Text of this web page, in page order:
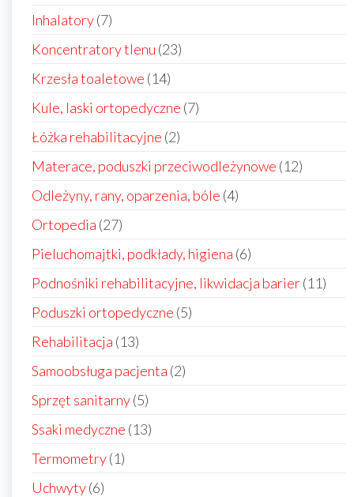
Inhalatory 77
produktów
Koncentratory tlenu 2323
Krzesła toaletowe 1414
produktów
Kule, laski ortopedyczne 77
Łóżka rehabilitacyjne 22
produkty
Materace, poduszki przeciwodleżynowe 1212
Odleżyny, rany, oparzenia, bóle 44
Ortopedia 2727
produktów
Pieluchomajtki, podkłady, higiena 66
produktów
Podnośniki rehabilitacyjne, likwidacja barier 1111
Poduszki ortopedyczne 55
Rehabilitacja 1313
produktów
Samoobsługa pacjenta 22
Sprzęt sanitarny 55
produktów
Ssaki medyczne 1313
Termometry 11
Uchwyty 66